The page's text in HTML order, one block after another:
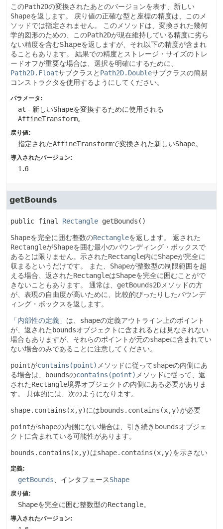
このPath2Dの変換されたあとのバージョンを表す、新しい
Shapeを返します。
戻り値の正確な型と座標の精度は、このメ
ソッドでは指定されません。
このメソッドは、変換された幾何
学的図形のための、このPath2Dが現在維持している精度に劣ら
ない精度を含むShapeを返しますが、それ以下の精度が含まれ
ることもあります。
結果での精度とストレージ・サイズのトレ
ードオフが重要な場合は、選択を明確にするために、
Path2D.Floatサブクラスと Path2D.Doubleサブクラスの簡易
コンストラクタを使用するようにしてください。
パラメータ:
at - 新しいShapeを変換するために使用される
AffineTransform。
戻り値:
指定されたAffineTransformで変換された新しいShape。
導入されたバージョン:
1.6
getBounds
public final Rectangle getBounds ()
Shapeを完全に囲む整数のRectangleを返します。
返された
RectangleがShapeを囲む最小のバウンディング・ボックスで
あるとは限りません。示されたRectangle内にShapeが完全に
収まるというだけです。
また、 Shapeが整数型の制限範囲を超
える場合、返されたRectangleはShapeを完全に囲むことがで
きないこともあります。
通常は、 getBounds2D メソッドの方
が、表現の自由度が高いために、比較的ぴったりしたバウンデ
ィング・ボックスを返します。
「内部性の定義」 は、 shapeの定義アウトライン上のポイント
が、返された boundsオブジェクトに含まれるとは見なされない
場合もありますが、それらのポイントが元のshapeに含まれてい
ない場合のみであることに注意してください。
pointがcontains(point) メソッドに従ってshapeの内側にあ
る場合は、
boundsのcontains(point) メソッドに従って、返
されたRectangle境界オブジェクトの内側にある必要がありま
す。
具体的には、次のようになります。
shape.contains(x,y)にはbounds.contains(x,y)が必要
pointがshapeの内側にない場合は、引き続き boundsオブジェ
クトに含まれている可能性があります。
bounds.contains(x,y)はshape.contains(x,y)を示さない
定義:
getBounds 、インタフェースShape
戻り値:
Shapeを完全に囲む整数型のRectangle。
導入されたバージョン: